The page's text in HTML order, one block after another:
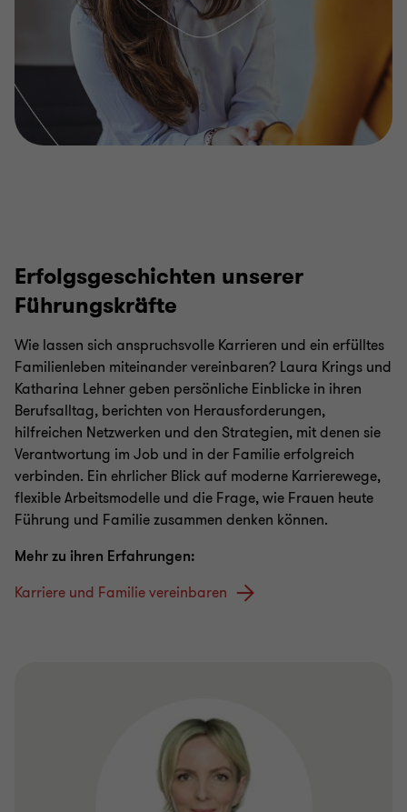
Erfolgsgeschichten unserer
Führungskräfte
Wie lassen sich anspruchsvolle Karrieren und ein erfülltes
Familienleben miteinander vereinbaren? Laura Krings und
Katharina Lehner geben persönliche Einblicke in ihren
Berufsalltag, berichten von Herausforderungen,
hilfreichen Netzwerken und den Strategien, mit denen sie
Verantwortung im Job und in der Familie erfolgreich
verbinden. Ein ehrlicher Blick auf moderne Karrierewege,
flexible Arbeitsmodelle und die Frage, wie Frauen heute
Führung und Familie zusammen denken können.
Mehr zu ihren Erfahrungen:
Karriere und Familie vereinbaren